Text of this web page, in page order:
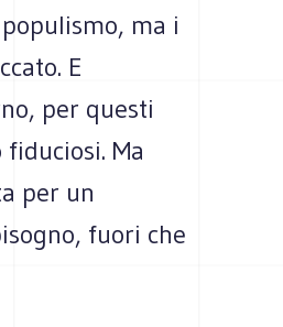
ma i
E
per questi
Ma
per un
fuori che